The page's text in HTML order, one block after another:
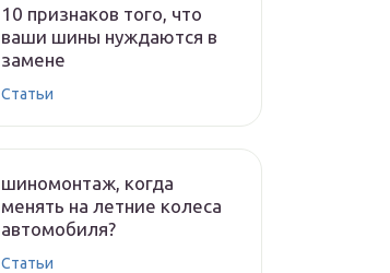
10 признаков того, что
ваши шины нуждаются в
замене
Статьи
шиномонтаж, когда
менять на летние колеса
автомобиля?
Статьи